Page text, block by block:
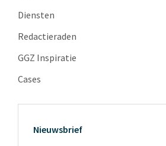
Diensten
Redactieraden
GGZ Inspiratie
Cases
Nieuwsbrief